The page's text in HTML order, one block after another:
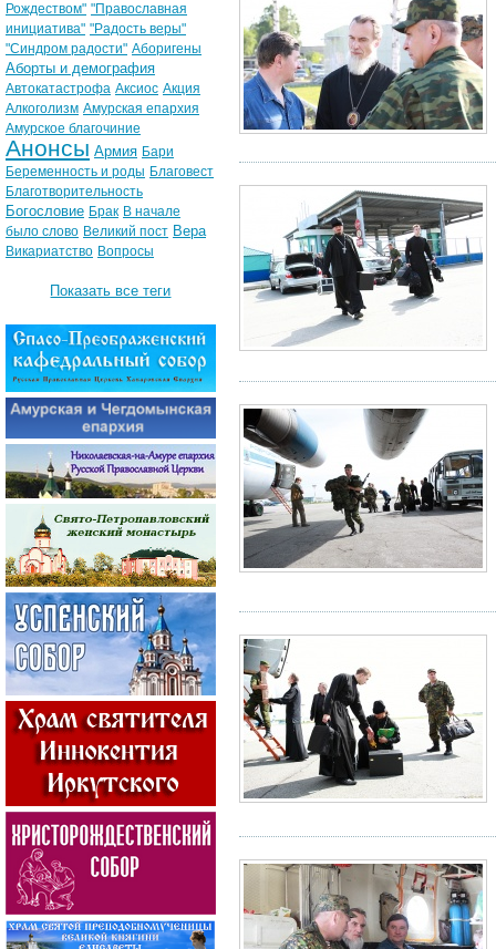
Рождеством" "Православная
инициатива" "Радость веры"
"Синдром радости" Аборигены
Аборты и демография
Автокатастрофа Аксиос Акция
Алкоголизм Амурская епархия
Амурское благочиние
Анонсы Армия Бари
Беременность и роды Благовест
Благотворительность
Богословие Брак В начале
было слово Великий пост Вера
Викариатство Вопросы
Показать все теги